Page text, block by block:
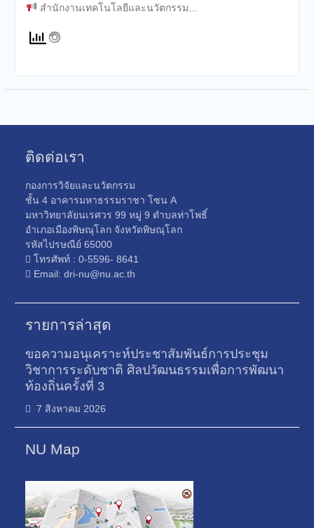
สำนักงานเทคโนโลยีและนวัตกรรม…
ติดต่อเรา
กองการวิจัยและนวัตกรรม
ชั้น 4 อาคารมหาธรรมราชา โซน A
มหาวิทยาลัยนเรศวร 99 หมู่ 9 ตำบลท่าโพธิ์
อำเภอเมืองพิษณุโลก จังหวัดพิษณุโลก
รหัสไปรษณีย์ 65000
โทรศัพท์ : 0-5596- 8641
Email: dri-nu@nu.ac.th
รายการล่าสุด
ขอความอนุเคราะห์ประชาสัมพันธ์การประชุม
วิชาการระดับชาติ ศิลปวัฒนธรรมเพื่อการพัฒนา
ท้องถิ่นครั้งที่ 3
7 สิงหาคม 2026
NU Map